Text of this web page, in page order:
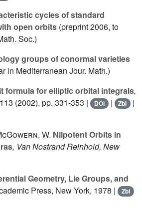
cycles of standard
open orbits (preprint 2006, to
Soc.)
groups of conormal varieties
in Mediterranean Jour. Math.)
formula for elliptic orbital integrals,
(2002), pp. 331-353 | DOI | Zbl |
W. Nilpotent Orbits in
, Van Nostrand Reinhold, New
Geometry, Lie Groups, and
Press, New York, 1978 | Zbl